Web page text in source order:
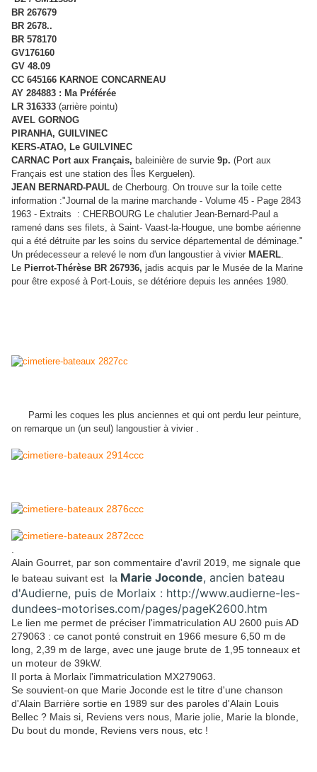
BR 267679
BR 2678..
BR 578170
GV176160
GV 48.09
CC 645166 KARNOE CONCARNEAU
AY 284883 : Ma Préférée
LR 316333 (arrière pointu)
AVEL GORNOG
PIRANHA, GUILVINEC
KERS-ATAO, Le GUILVINEC
CARNAC Port aux Français, baleinière de survie 9p. (Port aux
Français est une station des Îles Kerguelen).
JEAN BERNARD-PAUL de Cherbourg. On trouve sur la toile cette
information :"Journal de la marine marchande - Volume 45 - Page 2843
1963 - Extraits : CHERBOURG Le chalutier Jean-Bernard-Paul a
ramené dans ses filets, à Saint- Vaast-la-Hougue, une bombe aérienne
qui a été détruite par les soins du service départemental de déminage."
Un prédecesseur a relevé le nom d'un langoustier à vivier MAERL.
Le Pierrot-Thérèse BR 267936, jadis acquis par le Musée de la Marine
pour être exposé à Port-Louis, se détériore depuis les années 1980.
Parmi les coques les plus anciennes et qui ont perdu leur peinture,
on remarque un (un seul) langoustier à vivier .
Alain Gourret, par son commentaire d'avril 2019, me signale que
le bateau suivant est la Marie Joconde, ancien bateau
d'Audierne, puis de Morlaix : http://www.audierne-les-
dundees-motorises.com/pages/pageK2600.htm
Le lien me permet de préciser l'immatriculation AU 2600 puis AD
279063 : ce canot ponté construit en 1966 mesure 6,50 m de
long, 2,39 m de large, avec une jauge brute de 1,95 tonneaux et
un moteur de 39kW.
Il porta à Morlaix l'immatriculation MX279063.
Se souvient-on que Marie Joconde est le titre d'une chanson
d'Alain Barrière sortie en 1989 sur des paroles d'Alain Louis
Bellec ? Mais si, Reviens vers nous, Marie jolie, Marie la blonde,
Du bout du monde, Reviens vers nous, etc !